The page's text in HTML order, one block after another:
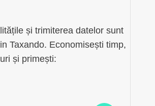
și trimiterea datelor sunt
Taxando. Economisești timp,
și primești: